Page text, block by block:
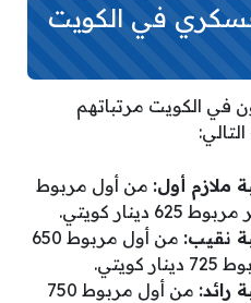
في الكويت
في الكويت مرتباتهم
ملازم أول: من أول مربوط
نقيب:
من أول مربوط 650
رائد:
من أول مربوط 750